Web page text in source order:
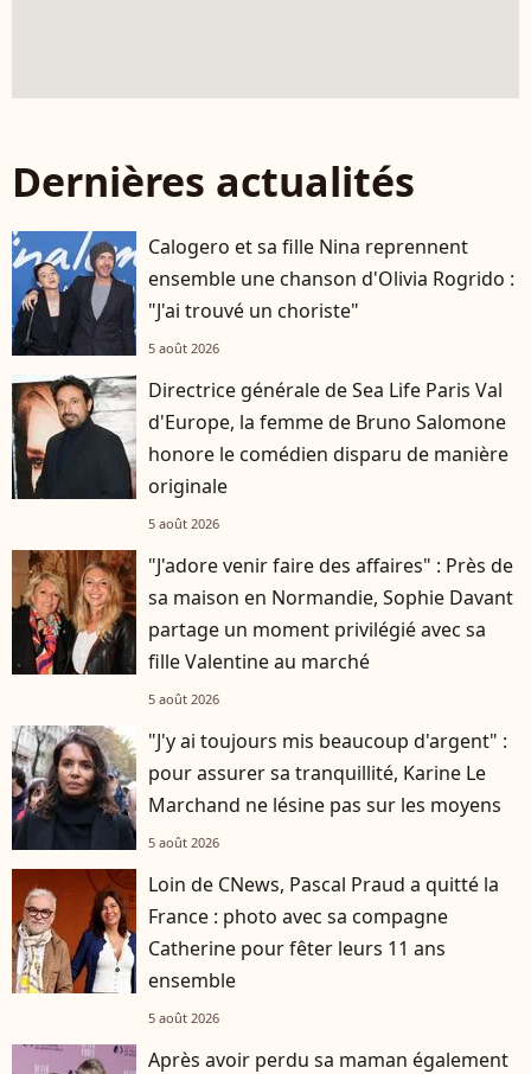
Dernières actualités
Calogero et sa fille Nina reprennent
ensemble une chanson d'Olivia Rogrido :
"J'ai trouvé un choriste"
5 août 2026
Directrice générale de Sea Life Paris Val
d'Europe, la femme de Bruno Salomone
honore le comédien disparu de manière
originale
5 août 2026
"J'adore venir faire des affaires" : Près de
sa maison en Normandie, Sophie Davant
partage un moment privilégié avec sa
fille Valentine au marché
5 août 2026
"J'y ai toujours mis beaucoup d'argent" :
pour assurer sa tranquillité, Karine Le
Marchand ne lésine pas sur les moyens
5 août 2026
Loin de CNews, Pascal Praud a quitté la
France : photo avec sa compagne
Catherine pour fêter leurs 11 ans
ensemble
5 août 2026
Après avoir perdu sa maman également